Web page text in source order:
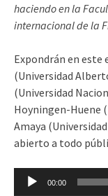
haciendo en la
internacional de la
Expondrán en este
(Universidad
(Universidad
Hoyningen-Huene
Amaya
abierto a todo
Reproductor
00:00